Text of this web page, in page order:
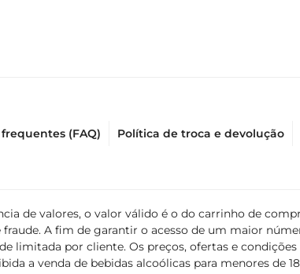
(FAQ) Política de troca e devolução
de valores, o valor válido é o do carrinho de
fraude. A fim de garantir o acesso de um maior
limitada por cliente. Os preços, ofertas e
a venda de bebidas alcoólicas para menores de